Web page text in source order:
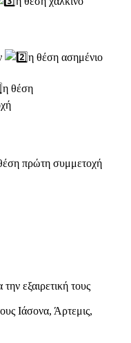
η θέση ασημένιο
η θέση
πρώτη συμμετοχή
εξαιρετική τους
Ιάσονα, Άρτεμις,